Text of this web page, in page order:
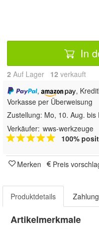
In
2 Auf Lager 12 verkauft
,
,
Vorkasse per Überweisung
Zustellung: Mo, 10. Aug. bis
Verkäufer: wws-werkzeuge
100%
Merken Preis
Produktdetails
Artikelmerkmale